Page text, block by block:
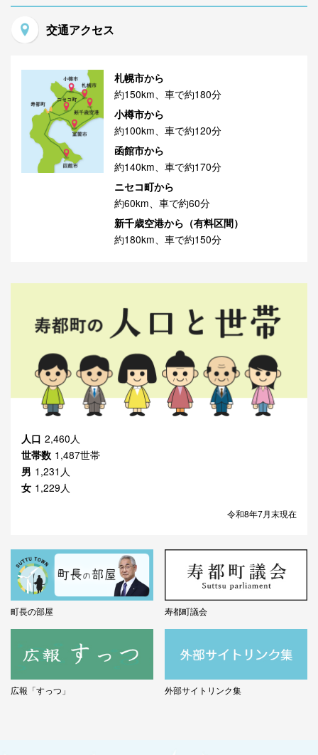
交通アクセス
札幌市から
約150km、車で約180分
小樽市から
約100km、車で約120分
函館市から
約140km、車で約170分
ニセコ町から
約60km、車で約60分
新千歳空港から（有料区間）
約180km、車で約150分
人口 2,460人
世帯数 1,487世帯
男 1,231人
女 1,229人
令和8年7月末現在
町長の部屋 寿都町議会
広報「すっつ」 外部サイトリンク集